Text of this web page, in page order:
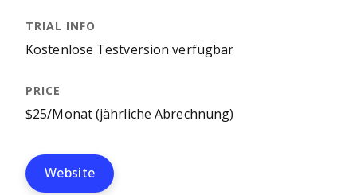
Kostenlose Testversion verfügbar
$25/Monat (jährliche Abrechnung)
Website